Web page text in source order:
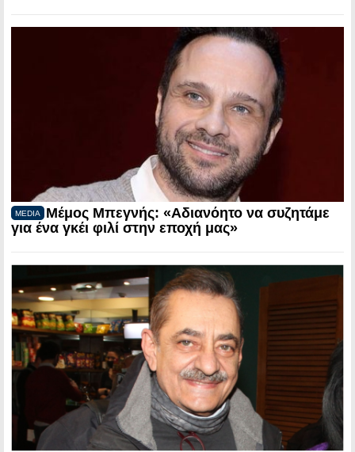
MEDIA
Μέμος Μπεγνής: «Αδιανόητο να συζητάμε
για ένα γκέι φιλί στην εποχή μας»